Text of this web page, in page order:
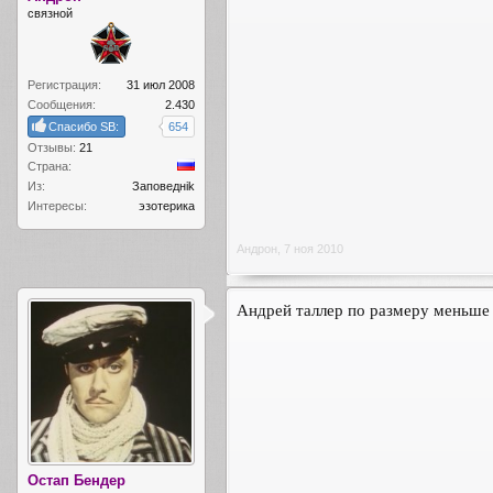
связной
Регистрация:
31 июл 2008
Сообщения:
2.430
Спасибо SB:
654
Отзывы: 21
Страна:
Из:
Заповеднik
Интересы:
эзотерика
Андрон 7 ноя 2010
Остап Бендер
Андрей таллер по размеру меньше